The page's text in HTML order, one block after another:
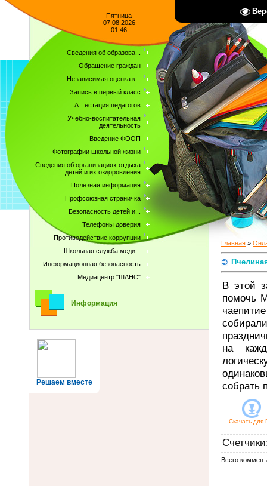
Пятница
07.08.2026
01:46
Сведения об образова...
Обращение граждан
Независимая оценка к...
Запись в первый класс
Аттестация педагогов
Учебно-воспитательная
деятельность
Введение ФООП
Фотографии школьной жизни
Сведения об организациях отдыха
детей и их оздоровления
Полезная информация
Профсоюзная страничка
Безопасность детей и...
Телефоны доверия
Противодействие коррупции
Школьная служба меди...
Информационная безопасность
Медиацентр "ШАНС"
Информация
Решаем вместе
Главная »
В этой
помочь
на
собрать
Скачать для
Счетчики
Всего